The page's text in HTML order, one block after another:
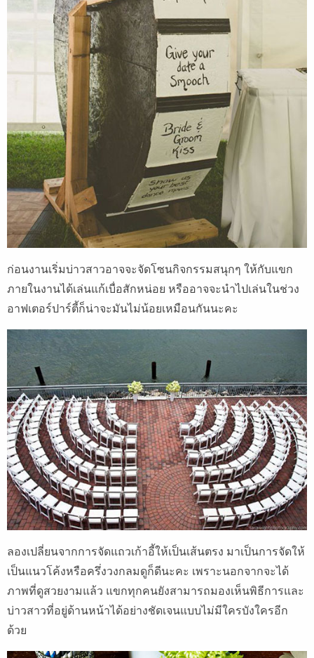
ก่อนงานเริ่มบ่าวสาวอาจจะจัดโซนกิจกรรมสนุกๆ ให้กับแขก
ภายในงานได้เล่นแก้เบื่อสักหน่อย หรืออาจจะนำไปเล่นในช่วง
อาฟเตอร์ปาร์ตี้ก็น่าจะมันไม่น้อยเหมือนกันนะคะ
ลองเปลี่ยนจากการจัดแถวเก้าอี้ให้เป็นเส้นตรง มาเป็นการจัดให้
เป็นแนวโค้งหรือครึ่งวงกลมดูก็ดีนะคะ เพราะนอกจากจะได้
ภาพที่ดูสวยงามแล้ว แขกทุกคนยังสามารถมองเห็นพิธีการและ
บ่าวสาวที่อยู่ด้านหน้าได้อย่างชัดเจนแบบไม่มีใครบังใครอีก
ด้วย